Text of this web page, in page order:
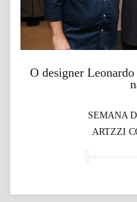
O designer
SEMANA
ARTZZI